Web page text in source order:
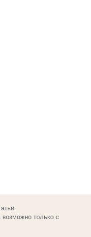
возможно только с